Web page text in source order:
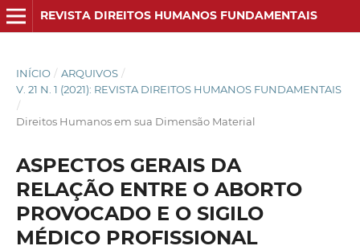
REVISTA DIREITOS HUMANOS FUNDAMENTAIS
INÍCIO / ARQUIVOS /
V. 21 N. 1 (2021): REVISTA DIREITOS HUMANOS FUNDAMENTAIS
/
Direitos Humanos em sua Dimensão Material
ASPECTOS GERAIS DA
RELAÇÃO ENTRE O ABORTO
PROVOCADO E O SIGILO
MÉDICO PROFISSIONAL